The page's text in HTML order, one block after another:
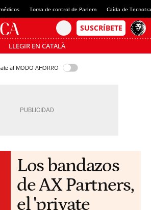
Toma de control de Parlem Caída de
LLEGIR EN CATALÀ
al MODO AHORRO
Los bandazos
de AX Partners,
el 'private